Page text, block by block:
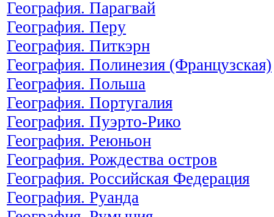
География. Парагвай
География. Перу
География. Питкэрн
География. Полинезия (Французская)
География. Польша
География. Португалия
География. Пуэрто-Рико
География. Реюньон
География. Рождества остров
География. Российская Федерация
География. Руанда